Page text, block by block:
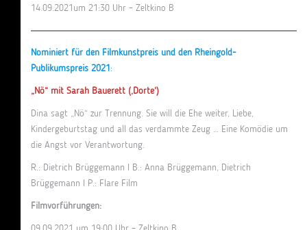
14.09.2021um 21:30 Uhr – Zeltkino B
Nominiert für den Filmkunstpreis und den Rheingold-
Publikumspreis 2021:
„Nö“ mit Sarah Bauerett (‚Dorte‘)
Dina sagt „Nö“ zur Trennung. Sie will die Ehe weiter, Liebe,
Kindergeburtstag und all das verdammte Zeug … Eine Komödie um
die Angst vor Verantwortung.
R.: Dietrich Brüggemann I B.: Anna Brüggemann, Dietrich
Brüggemann I P.: Flare Film
Filmvorführungen: